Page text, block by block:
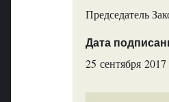
Председатель
Дата
25 сентября 2017